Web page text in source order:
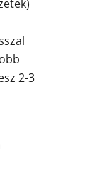
2-3